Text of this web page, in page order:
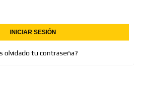
olvidado tu contraseña?